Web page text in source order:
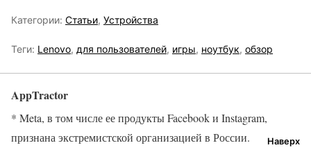
Категории: Статьи, Устройства
Теги: Lenovo, для пользователей, игры, ноутбук, обзор
AppTractor
Наверх
* Meta, в том числе ее продукты Facebook и Instagram,
признана экстремистской организацией в России.